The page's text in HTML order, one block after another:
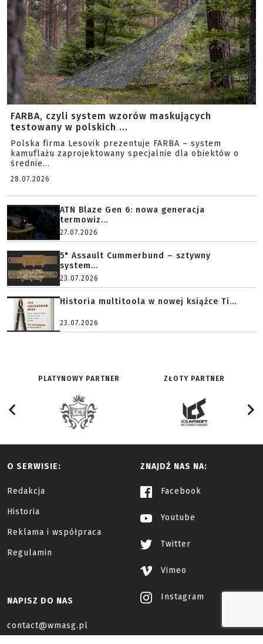
FARBA, czyli system wzorów maskujących
testowany w polskich ...
Polska firma Lesovik prezentuje FARBA – system
kamuflażu zaprojektowany specjalnie dla obiektów o
średnie...
28.07.2026
ATN Blaze Gen 6: nowa generacja
termowiz...
27.07.2026
5" Assault Cummerbund – sztywny
system...
23.07.2026
Historia multitoola w nowej książce Ti...
23.07.2026
PLATYNOWY PARTNER ZŁOTY PARTNER
O SERWISIE:
Redakcja
Historia
Reklama i współpraca
Regulamin
ZNAJDŹ NAS NA:
Facebook
Youtube
Twitter
Vimeo
Instagram
NAPISZ DO NAS
contact@wmasg.pl